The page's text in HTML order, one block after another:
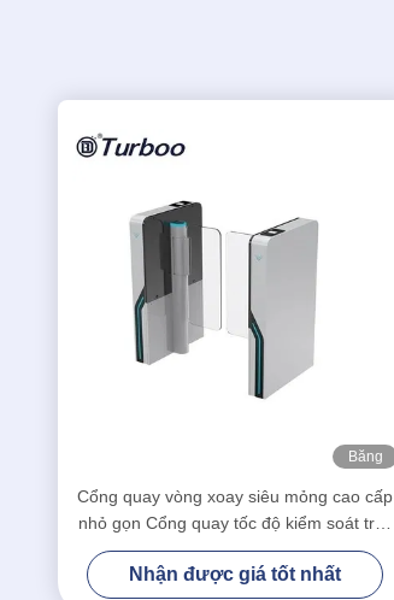
Băng
Cổng quay vòng xoay siêu mỏng cao cấp
nhỏ gọn Cổng quay tốc độ kiểm soát truy
cập RFID Cổng quay
Nhận được giá tốt nhất